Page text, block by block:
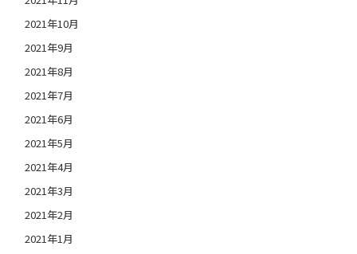
2021年10月
2021年9月
2021年8月
2021年7月
2021年6月
2021年5月
2021年4月
2021年3月
2021年2月
2021年1月